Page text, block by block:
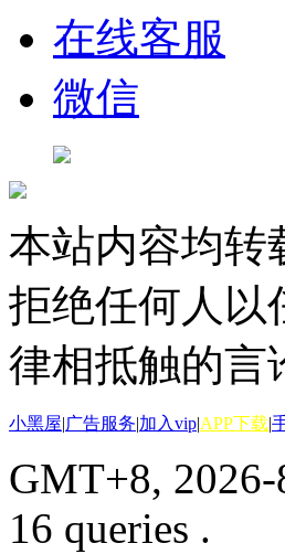
在线客服
微信
本站内容均转
拒绝任何人以
律相抵触的言
小黑屋|广告服务|加入vip|APP下载|
GMT+8,
16 queries .